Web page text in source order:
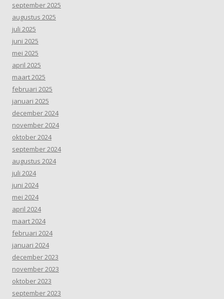
september 2025
augustus 2025
juli 2025
juni 2025
mei 2025
april 2025
maart 2025
februari 2025
januari 2025
december 2024
november 2024
oktober 2024
september 2024
augustus 2024
juli 2024
juni 2024
mei 2024
april 2024
maart 2024
februari 2024
januari 2024
december 2023
november 2023
oktober 2023
september 2023